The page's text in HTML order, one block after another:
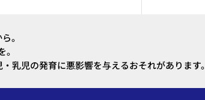
。
乳児の発育に悪影響を与えるおそれがあります。